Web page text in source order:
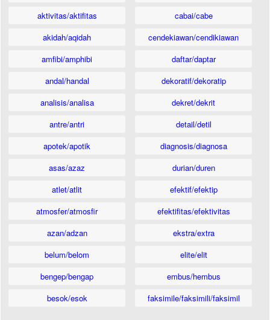
aktivitas/aktifitas
akidah/aqidah
amfibi/amphibi
andal/handal
analisis/analisa
antre/antri
apotek/apotik
asas/azaz
atlet/atlit
atmosfer/atmosfir
azan/adzan
belum/belom
bengep/bengap
besok/esok
cabai/cabe
cendekiawan/cendikiawan
daftar/daptar
dekoratif/dekoratip
dekret/dekrit
detail/detil
diagnosis/diagnosa
durian/duren
efektif/efektip
efektifitas/efektivitas
ekstra/extra
elite/elit
embus/hembus
faksimile/faksimili/faksimil